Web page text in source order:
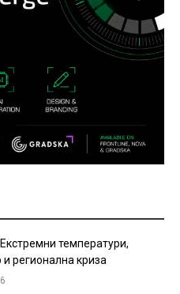
температури,
регионална криза